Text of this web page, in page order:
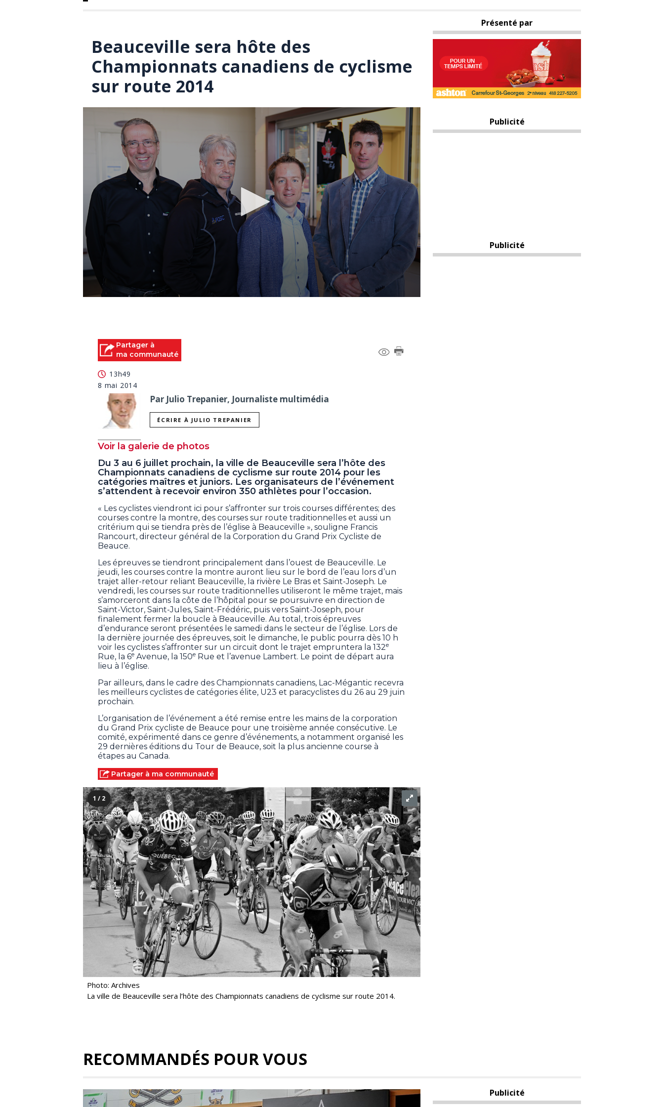
Beauceville sera hôte des
Championnats canadiens de cyclisme
sur route 2014
90%
Partager à
ma communauté
13h49
8 mai 2014
Par Julio Trepanier, Journaliste multimédia
ÉCRIRE À JULIO TREPANIER
Voir la galerie de photos
Du 3 au 6 juillet prochain, la ville de Beauceville sera l’hôte des
Championnats canadiens de cyclisme sur route 2014 pour les
catégories maîtres et juniors. Les organisateurs de l’événement
s’attendent à recevoir environ 350 athlètes pour l’occasion.
« Les cyclistes viendront ici pour s’affronter sur trois courses différentes; des
courses contre la montre, des courses sur route traditionnelles et aussi un
critérium qui se tiendra près de l’église à Beauceville », souligne Francis
Rancourt, directeur général de la Corporation du Grand Prix Cycliste de
Beauce.
Les épreuves se tiendront principalement dans l’ouest de Beauceville. Le
jeudi, les courses contre la montre auront lieu sur le bord de l’eau lors d’un
trajet aller-retour reliant Beauceville, la rivière Le Bras et Saint-Joseph. Le
vendredi, les courses sur route traditionnelles utiliseront le même trajet, mais
s’amorceront dans la côte de l’hôpital pour se poursuivre en direction de
Saint-Victor, Saint-Jules, Saint-Frédéric, puis vers Saint-Joseph, pour
finalement fermer la boucle à Beauceville. Au total, trois épreuves
d’endurance seront présentées le samedi dans le secteur de l’église. Lors de
la dernière journée des épreuves, soit le dimanche, le public pourra dès 10 h
voir les cyclistes s’affronter sur un circuit dont le trajet empruntera la 132e
Rue, la 6e Avenue, la 150e Rue et l’avenue Lambert. Le point de départ aura
lieu à l’église.
Par ailleurs, dans le cadre des Championnats canadiens, Lac-Mégantic recevra
les meilleurs cyclistes de catégories élite, U23 et paracyclistes du 26 au 29 juin
prochain.
L’organisation de l’événement a été remise entre les mains de la corporation
du Grand Prix cycliste de Beauce pour une troisième année consécutive. Le
comité, expérimenté dans ce genre d’événements, a notamment organisé les
29 dernières éditions du Tour de Beauce, soit la plus ancienne course à
étapes au Canada.
Partager à ma communauté
1 / 2
Photo: Archives
La ville de Beauceville sera l’hôte des Championnats canadiens de cyclisme sur route 2014.
Présenté par
Publicité
Publicité
RECOMMANDÉS POUR VOUS
Publicité